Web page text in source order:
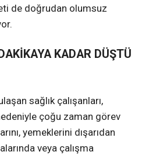
de doğrudan olumsuz
KADAR DÜŞTÜ
sağlık çalışanları,
çoğu zaman görev
yemeklerini dışarıdan
veya çalışma